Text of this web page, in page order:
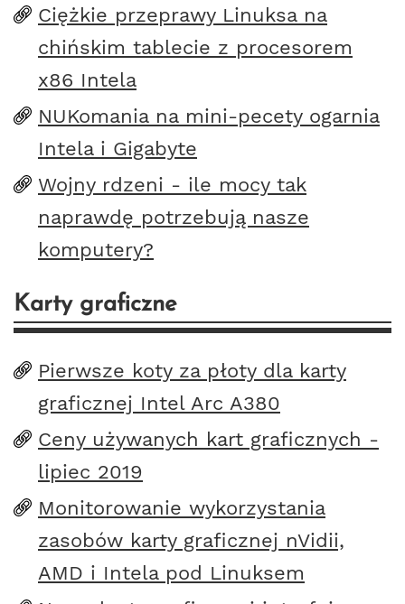
Ciężkie przeprawy Linuksa na
chińskim tablecie z procesorem
x86 Intela
NUKomania na mini-pecety ogarnia
Intela i Gigabyte
Wojny rdzeni - ile mocy tak
naprawdę potrzebują nasze
komputery?
Karty graficzne
Pierwsze koty za płoty dla karty
graficznej Intel Arc A380
Ceny używanych kart graficznych -
lipiec 2019
Monitorowanie wykorzystania
zasobów karty graficznej nVidii,
AMD i Intela pod Linuksem